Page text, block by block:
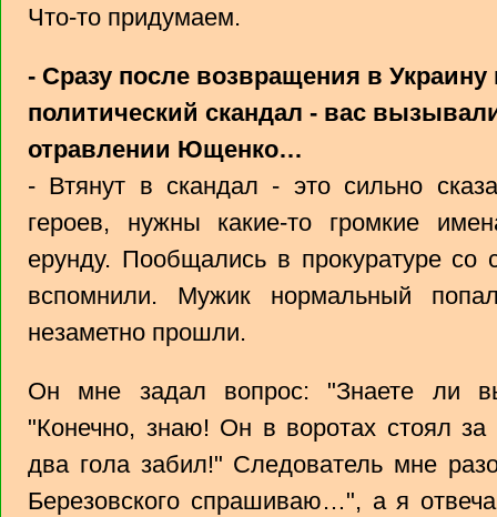
Что-то придумаем.
- Сразу после возвращения в
политический скандал - вас
отравлении Ющенко…
- Втянут в скандал - это сильно
героев, нужны какие-то громкие
ерунду. Пообщались в прокуратуре
вспомнили. Мужик нормальный
незаметно прошли.
Он мне задал вопрос: "Знаете ли
"Конечно, знаю! Он в воротах стоял
два гола забил!" Следователь мне
Березовского спрашиваю…", а я